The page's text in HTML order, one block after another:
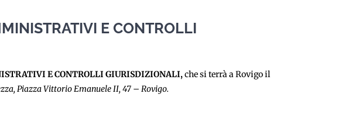
E CONTROLLI
E CONTROLLI GIURISDIZIONALI,che si terrà a Rovigo il
Piazza Vittorio Emanuele II, 47 – Rovigo.